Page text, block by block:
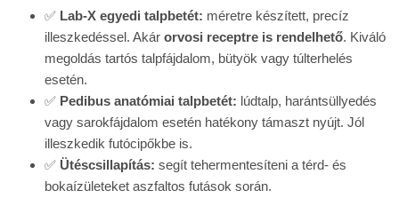
á
s
e
l
m
e
i
✅ Lab-X egyedi talpbetét: méretre készített, precíz
illeszkedéssel. Akár orvosi receptre is rendelhető. Kiváló
megoldás tartós talpfájdalom, bütyök vagy túlterhelés
esetén.
✅ Pedibus anatómiai talpbetét: lúdtalp, harántsüllyedés
vagy sarokfájdalom esetén hatékony támaszt nyújt. Jól
illeszkedik futócipőkbe is.
✅ Ütéscsillapítás: segít tehermentesíteni a térd- és
bokaízületeket aszfaltos futások során.